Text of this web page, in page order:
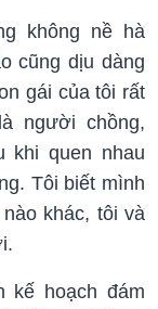
không nề hà
cũng dịu dàng
gái của tôi rất
người chồng,
khi quen nhau
Tôi biết mình
khác, tôi và
kế hoạch đám